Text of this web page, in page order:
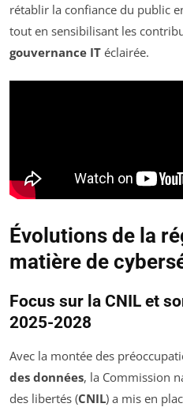
rétablir la confiance du public
tout en sensibilisant les
gouvernance IT éclairée.
Évolutions de la
matière de
Focus sur la CNIL et
2025-2028
Avec la montée des
des données, la Commission
des libertés (CNIL) a mis en